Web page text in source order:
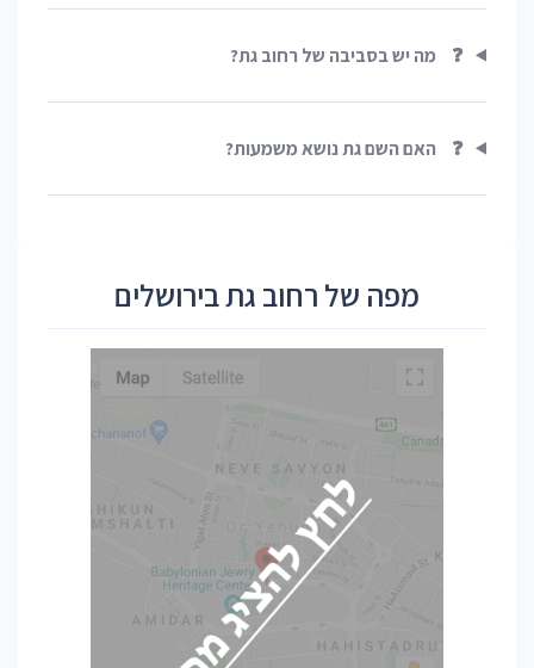
❓ מה יש בסביבה של רחוב גת?
❓ האם השם גת נושא משמעות?
מפה של רחוב גת בירושלים